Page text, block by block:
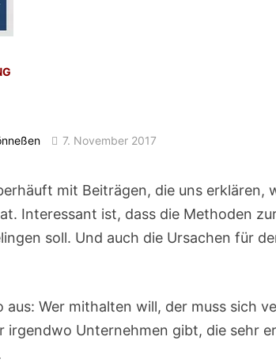
7. November 2017
mit Beiträgen, die uns erklären,
Interessant ist, dass die Methoden
soll. Und auch die Ursachen für
Wer mithalten will, der muss sich
irgendwo Unternehmen gibt, die sehr